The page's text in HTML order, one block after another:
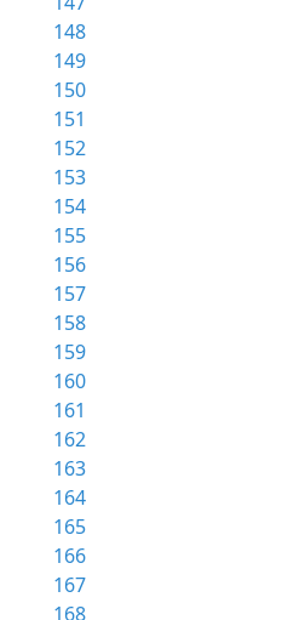
148
149
150
151
152
153
154
155
156
157
158
159
160
161
162
163
164
165
166
167
168